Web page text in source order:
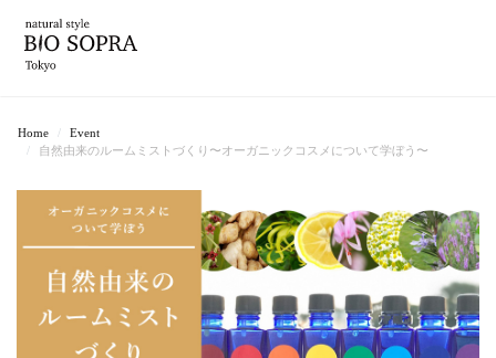
Home
Event
自然由来のルームミストづくり〜オーガニックコスメについて学ぼう〜